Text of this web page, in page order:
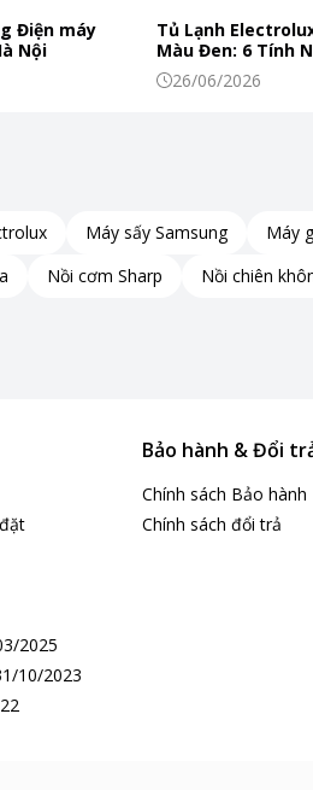
Điện máy
Nội
Tủ Lạnh
Màu Đen: 6 Tính
Khiến Thực Phẩm
26/06/2026
Máy sấy Samsung Máy
Nồi cơm Sharp Nồi chiên
2025
10/2023
Bảo hành & Đổi
Chính sách Bảo hành
Chính sách đổi trả